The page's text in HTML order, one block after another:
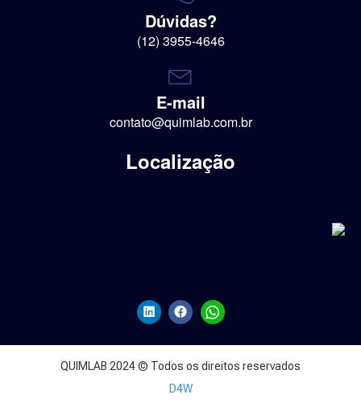
Dúvidas?
(12) 3955-4646
E-mail
contato@quimlab.com.br
Localização
QUIMLAB 2024 © Todos os direitos reservados
D4W